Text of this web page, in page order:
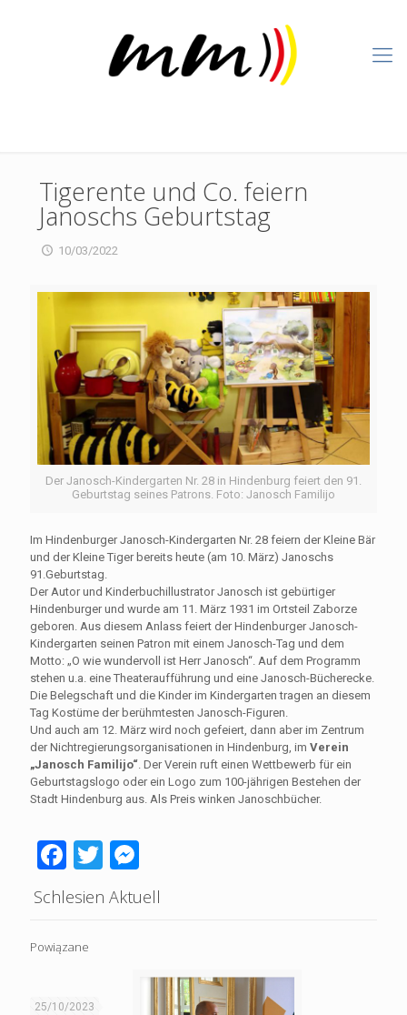
Tigerente und Co. feiern
Janoschs Geburtstag
10/03/2022
Der Janosch-Kindergarten Nr. 28 in Hindenburg feiert den 91.
Geburtstag seines Patrons. Foto: Janosch Familijo
Im Hindenburger Janosch-Kindergarten Nr. 28 feiern der Kleine Bär
und der Kleine Tiger bereits heute (am 10. März) Janoschs
91.Geburtstag.
Der Autor und Kinderbuchillustrator Janosch ist gebürtiger
Hindenburger und wurde am 11. März 1931 im Ortsteil Zaborze
geboren. Aus diesem Anlass feiert der Hindenburger Janosch-
Kindergarten seinen Patron mit einem Janosch-Tag und dem
Motto: „O wie wundervoll ist Herr Janosch“. Auf dem Programm
stehen u.a. eine Theateraufführung und eine Janosch-Bücherecke.
Die Belegschaft und die Kinder im Kindergarten tragen an diesem
Tag Kostüme der berühmtesten Janosch-Figuren.
Und auch am 12. März wird noch gefeiert, dann aber im Zentrum
der Nichtregierungsorganisationen in Hindenburg, im Verein
„Janosch Familijo“. Der Verein ruft einen Wettbewerb für ein
Geburtstagslogo oder ein Logo zum 100-jährigen Bestehen der
Stadt Hindenburg aus. Als Preis winken Janoschbücher.
Facebook
Twitter
Schlesien Aktuell
Powiązane
25/10/2023